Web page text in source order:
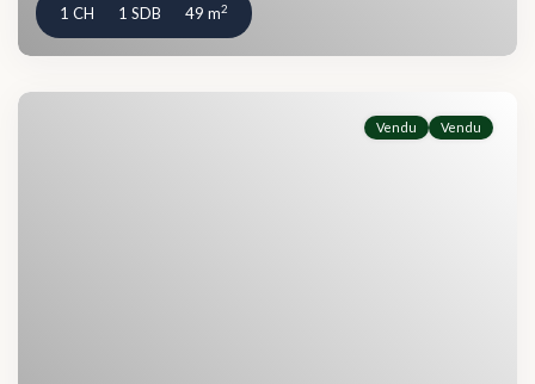
1 CH 1 SDB 49 m2
Vendu Vendu